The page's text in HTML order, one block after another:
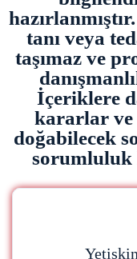
tanı veya
taşımaz ve
İçeriklere
kararlar ve
doğabilecek
sorumluluk
Yetişkin